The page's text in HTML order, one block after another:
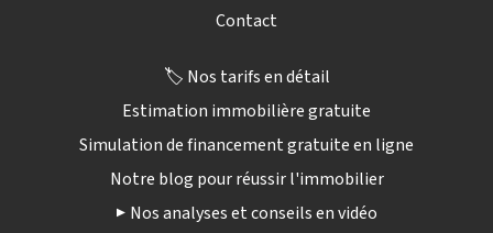
Contact
🏷️ Nos tarifs en détail
Estimation immobilière gratuite
Simulation de financement gratuite en ligne
Notre blog pour réussir l'immobilier
▶️ Nos analyses et conseils en vidéo